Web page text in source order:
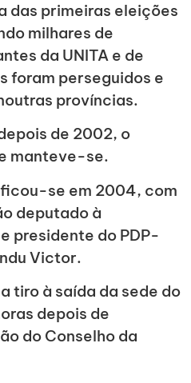
das primeiras eleições
milhares de
da UNITA e de
foram perseguidos e
províncias.
de 2002, o
manteve-se.
se em 2004, com
deputado à
presidente do PDP-
Victor.
tiro à saída da sede do
depois de
do Conselho da